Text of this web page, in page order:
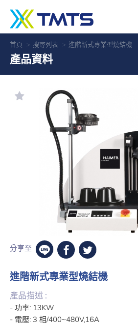
首頁 搜尋列表 進階新式專業型燒結機
產品資料
分享至
進階新式專業型燒結機
產品描述 :
- 功率: 13KW
- 電壓: 3 相/400~480V,16A